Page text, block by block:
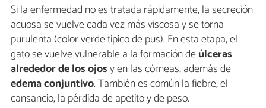
Si la enfermedad no es tratada rápidamente, la secreción
acuosa se vuelve cada vez más viscosa y se torna
purulenta (color verde típico de pus). En esta etapa, el
gato se vuelve vulnerable a la formación deúlceras
alrededor de los ojosy en las córneas, además de
edema conjuntivo. También es común la fiebre, el
cansancio, la pérdida de apetito y de peso.